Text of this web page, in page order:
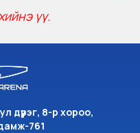
үү.
дүүрэг, 8-р хороо,
761